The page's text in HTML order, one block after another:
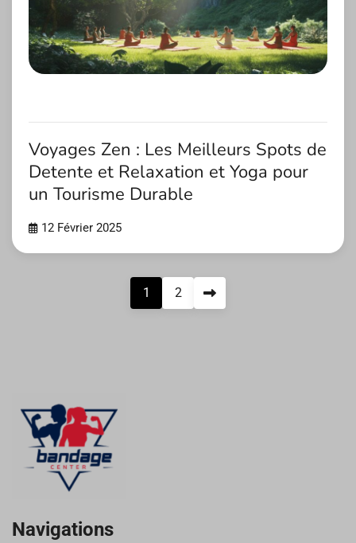
Voyages Zen : Les Meilleurs Spots de
Detente et Relaxation et Yoga pour
un Tourisme Durable
12 Février 2025
1 2
Navigations